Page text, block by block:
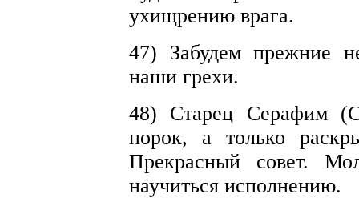
ухищрению врага.
47) Забудем прежние
наши грехи.
48) Старец Серафим
порок, а только
Прекрасный совет.
научиться исполнению.